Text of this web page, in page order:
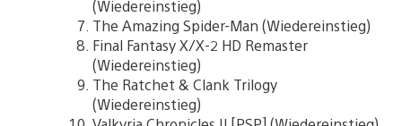
(Wiedereinstieg)
The Amazing Spider-Man (Wiedereinstieg)
Final Fantasy X/X-2 HD Remaster
(Wiedereinstieg)
The Ratchet & Clank Trilogy
(Wiedereinstieg)